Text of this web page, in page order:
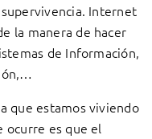
Internet
la manera de hacer
de Información,
que estamos viviendo
ocurre es que el